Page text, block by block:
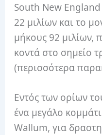
South New
22 μιλίων και το
μήκους 92 μιλίων,
κοντά στο σημείο
(περισσότερα
Εντός των ορίων
ένα μεγάλο
Wallum, για